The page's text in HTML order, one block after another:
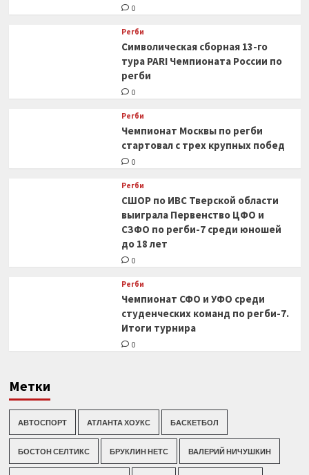
0
Регби
Символическая сборная 13-го
тура PARI Чемпионата России по
регби
0
Регби
Чемпионат Москвы по регби
стартовал с трех крупных побед
0
Регби
СШОР по ИВС Тверской области
выиграла Первенство ЦФО и
СЗФО по регби-7 среди юношей
до 18 лет
0
Регби
Чемпионат СФО и УФО среди
студенческих команд по регби-7.
Итоги турнира
0
Метки
АВТОСПОРТ АТЛАНТА ХОУКС БАСКЕТБОЛ
БОСТОН СЕЛТИКС БРУКЛИН НЕТС ВАЛЕРИЙ НИЧУШКИН